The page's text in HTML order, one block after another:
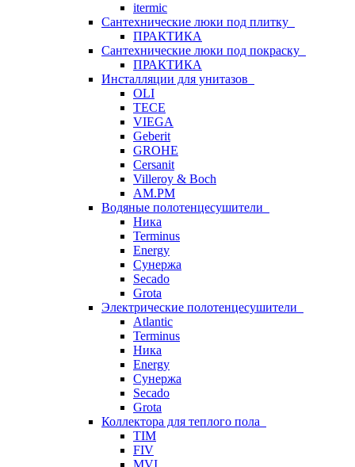
itermic
Сантехнические люки под плитку
ПРАКТИКА
Сантехнические люки под покраску
ПРАКТИКА
Инсталляции для унитазов
OLI
TECE
VIEGA
Geberit
GROHE
Cersanit
Villeroy & Boch
AM.PM
Водяные полотенцесушители
Ника
Terminus
Energy
Сунержа
Secado
Grota
Электрические полотенцесушители
Atlantic
Terminus
Ника
Energy
Сунержа
Secado
Grota
Коллектора для теплого пола
TIM
FIV
MVI